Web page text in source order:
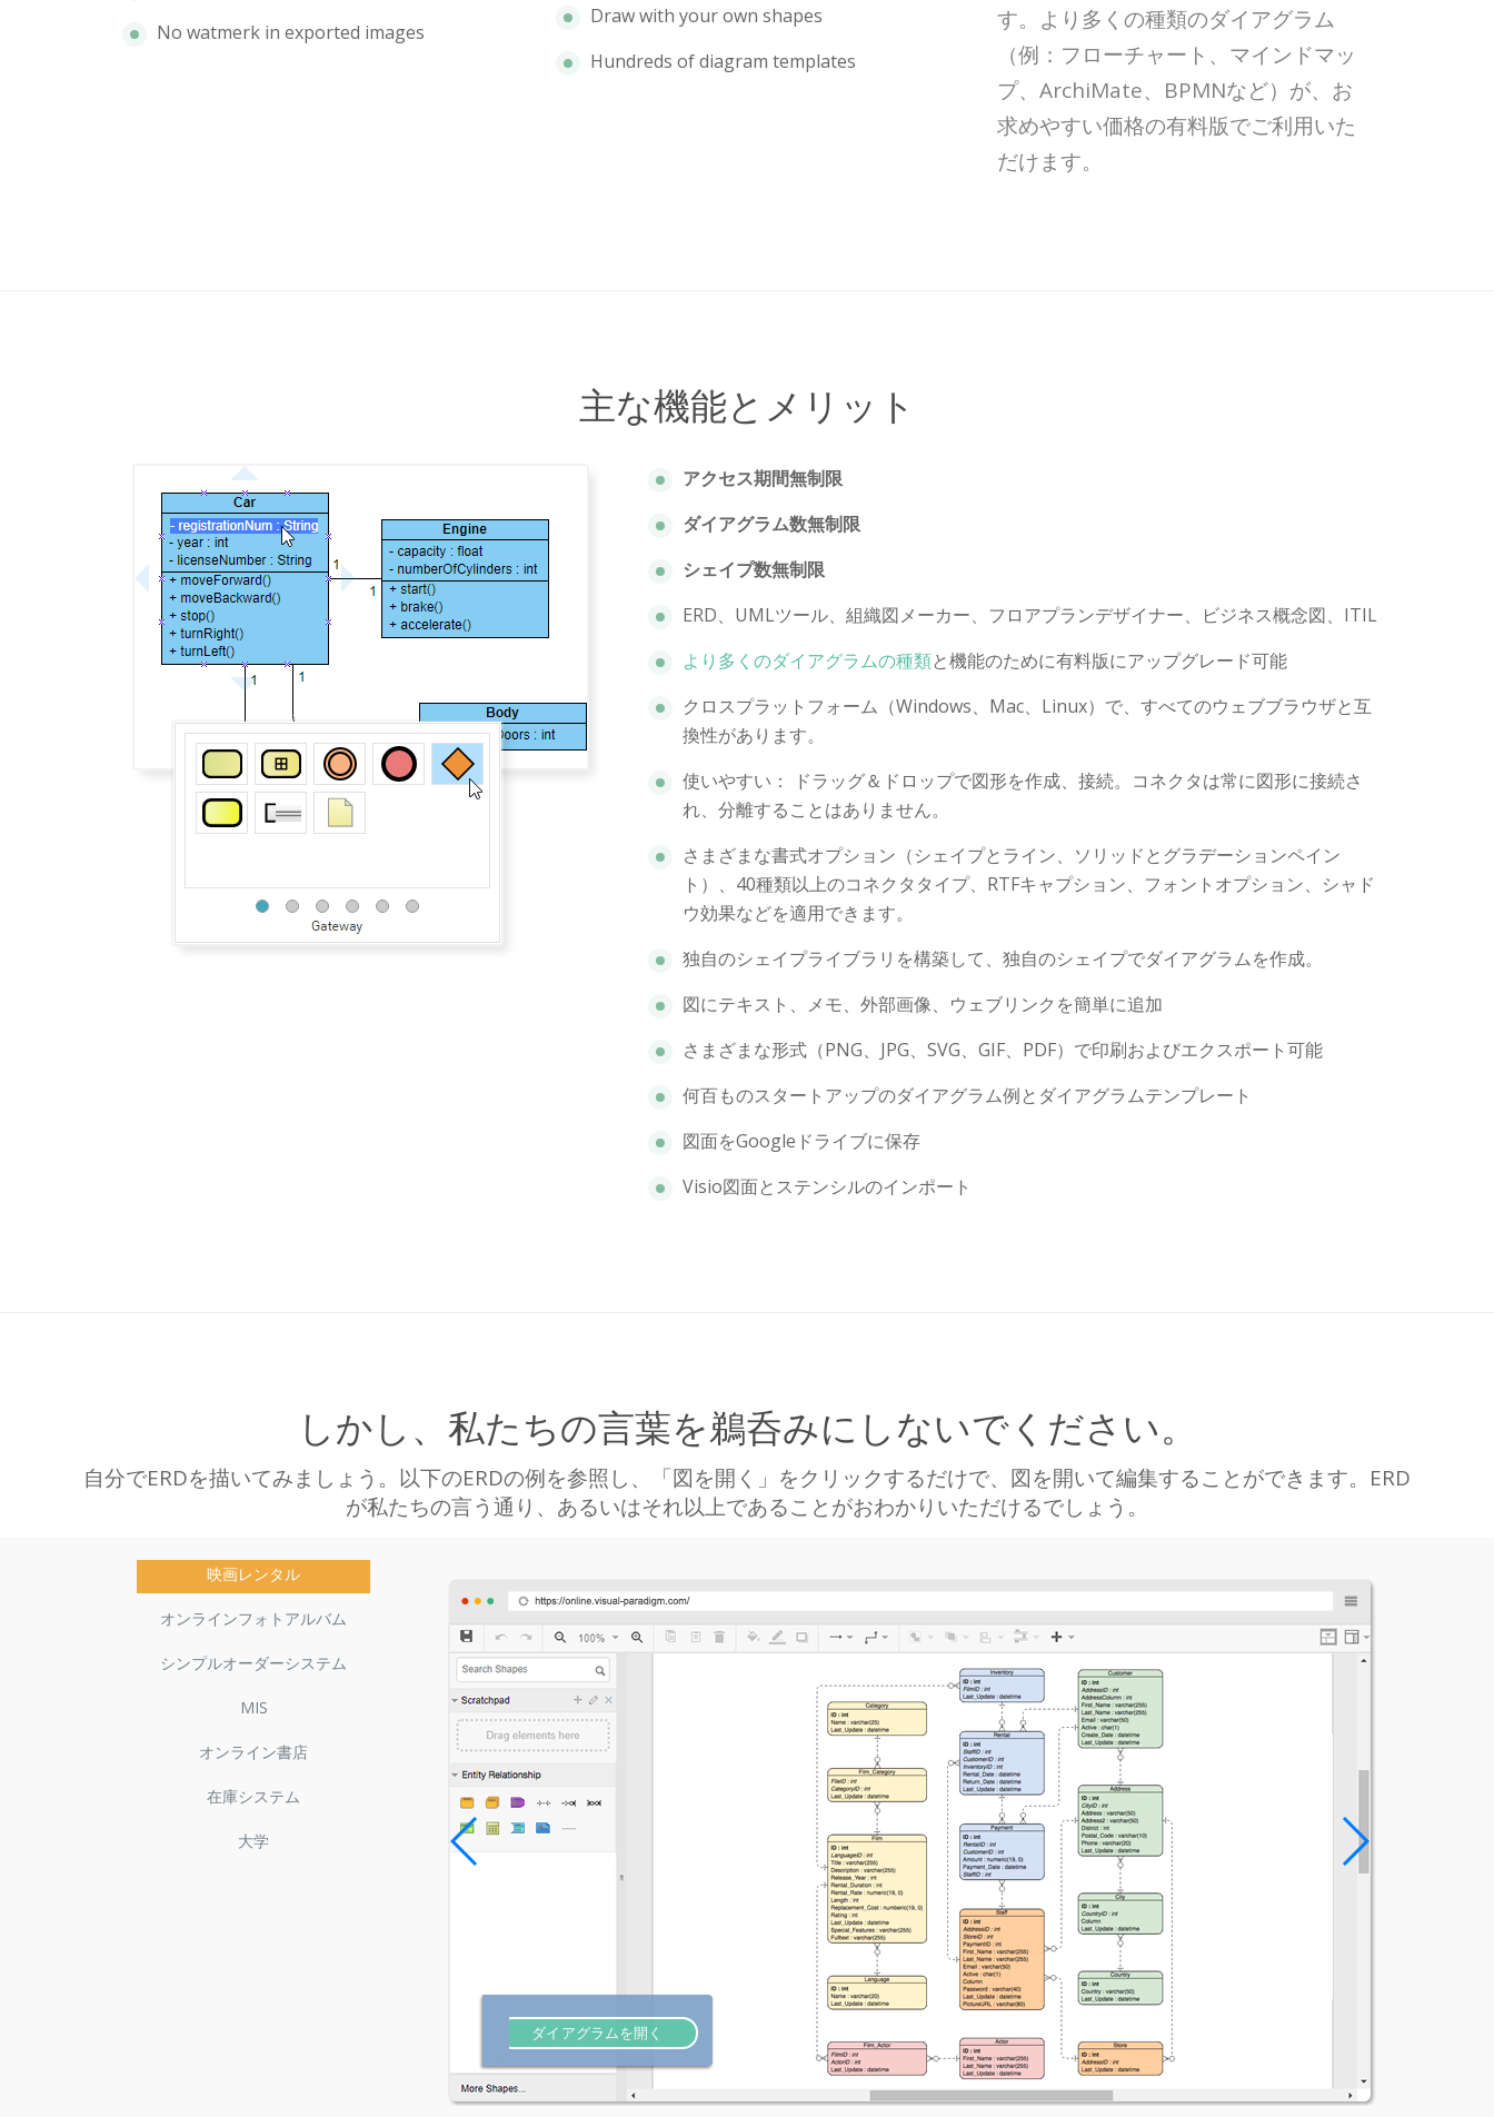
No watmerk in exported images
Draw with your own shapes
Hundreds of diagram templates
す。より多くの種類のダイアグラム
（例：フローチャート、マインドマッ
プ、ArchiMate、BPMNなど）が、お
求めやすい価格の有料版でご利用いた
だけます。
主な機能とメリット
アクセス期間無制限
ダイアグラム数無制限
シェイプ数無制限
ERD、UMLツール、組織図メーカー、フロアプランデザイナー、ビジネス概念図、ITIL
より多くのダイアグラムの種類と機能のために有料版にアップグレード可能
クロスプラットフォーム（Windows、Mac、Linux）で、すべてのウェブブラウザと互
換性があります。
使いやすい： ドラッグ＆ドロップで図形を作成、接続。コネクタは常に図形に接続さ
れ、分離することはありません。
さまざまな書式オプション（シェイプとライン、ソリッドとグラデーションペイン
ト）、40種類以上のコネクタタイプ、RTFキャプション、フォントオプション、シャド
ウ効果などを適用できます。
独自のシェイプライブラリを構築して、独自のシェイプでダイアグラムを作成。
図にテキスト、メモ、外部画像、ウェブリンクを簡単に追加
さまざまな形式（PNG、JPG、SVG、GIF、PDF）で印刷およびエクスポート可能
何百ものスタートアップのダイアグラム例とダイアグラムテンプレート
図面をGoogleドライブに保存
Visio図面とステンシルのインポート
しかし、私たちの言葉を鵜呑みにしないでください。
自分でERDを描いてみましょう。以下のERDの例を参照し、「図を開く」をクリックするだけで、図を開いて編集することができます。ERD
が私たちの言う通り、あるいはそれ以上であることがおわかりいただけるでしょう。
映画レンタル
オンラインフォトアルバム
シンプルオーダーシステム
MIS
オンライン書店
在庫システム
大学
ダイアグラムを開く